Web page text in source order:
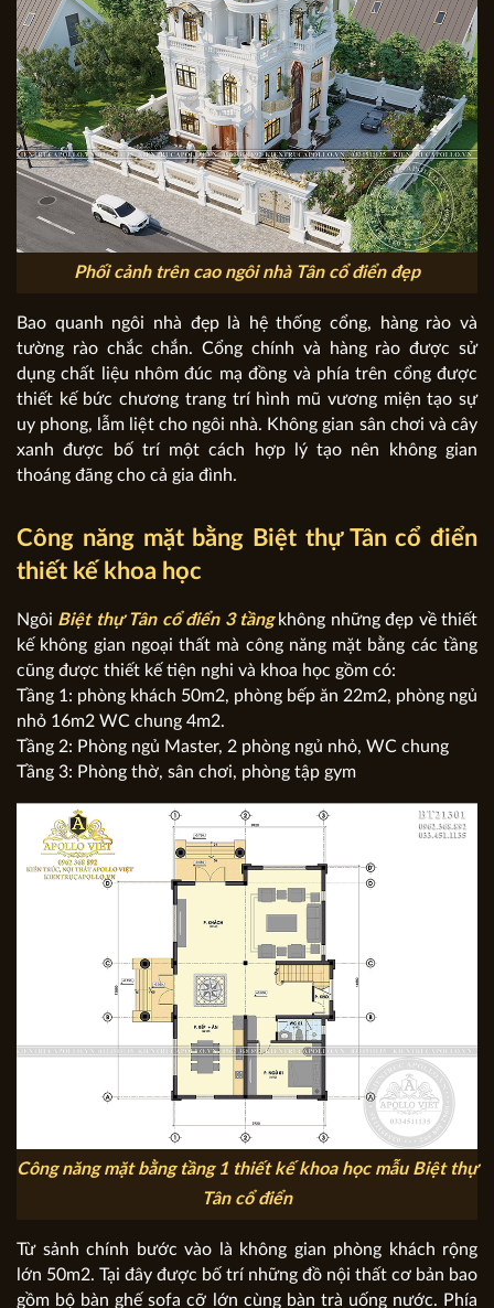
Phối cảnh trên cao ngôi nhà Tân cổ điển đẹp
Bao quanh ngôi nhà đẹp là hệ thống cổng, hàng rào và
tường rào chắc chắn. Cổng chính và hàng rào được sử
dụng chất liệu nhôm đúc mạ đồng và phía trên cổng được
thiết kế bức chương trang trí hình mũ vương miện tạo sự
uy phong, lẫm liệt cho ngôi nhà. Không gian sân chơi và cây
xanh được bố trí một cách hợp lý tạo nên không gian
thoáng đãng cho cả gia đình.
Công năng mặt bằng Biệt thự Tân cổ điển
thiết kế khoa học
Ngôi Biệt thự Tân cổ điển 3 tầngkhông những đẹp về thiết
kế không gian ngoại thất mà công năng mặt bằng các tầng
cũng được thiết kế tiện nghi và khoa học gồm có:
Tầng 1: phòng khách 50m2, phòng bếp ăn 22m2, phòng ngủ
nhỏ 16m2 WC chung 4m2.
Tầng 2: Phòng ngủ Master, 2 phòng ngủ nhỏ, WC chung
Tầng 3: Phòng thờ, sân chơi, phòng tập gym
Công năng mặt bằng tầng 1 thiết kế khoa học mẫu Biệt thự
Tân cổ điển
Từ sảnh chính bước vào là không gian phòng khách rộng
lớn 50m2. Tại đây được bố trí những đồ nội thất cơ bản bao
gồm bộ bàn ghế sofa cỡ lớn cùng bàn trà uống nước. Phía